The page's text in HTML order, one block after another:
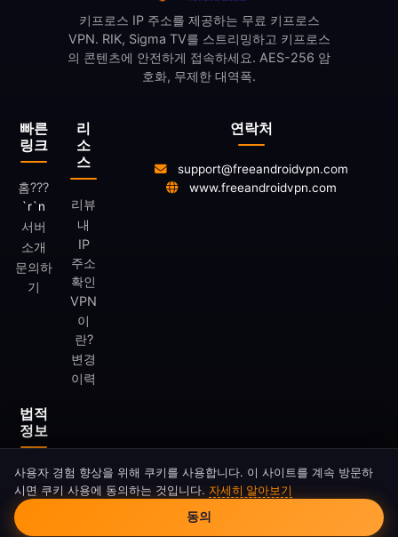
빠른
링크
홈???
`r`n
서버
소개
문의하
기
리
소
스
리뷰
내
IP
주소
확인
VPN
이
란?
변경
이력
법적
정보
개인정
보처리
이용약
키프로스 IP 주소를 제공하는 무료 키프로스
VPN. RIK, Sigma TV를 스트리밍하고 키프로스
의 콘텐츠에 안전하게 접속하세요. AES-256 암
호화, 무제한 대역폭.
연락처
support@freeandroidvpn.com
www.freeandroidvpn.com
쿠키 동의
사용자 경험 향상을 위해 쿠키를 사용합니다. 이 사이트를 계속 방문하
시면 쿠키 사용에 동의하는 것입니다. 자세히 알아보기
동의